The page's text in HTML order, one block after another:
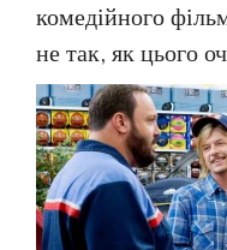
комедійного
не так, як цього